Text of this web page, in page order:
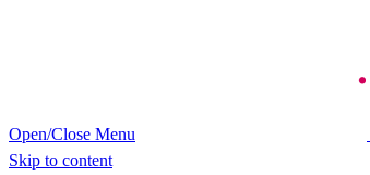
Open/Close Menu
Skip to content